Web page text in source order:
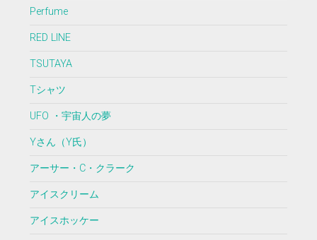
Perfume
RED LINE
TSUTAYA
Tシャツ
UFO ・宇宙人の夢
Yさん（Y氏）
アーサー・C・クラーク
アイスクリーム
アイスホッケー